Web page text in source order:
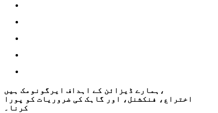
ہمارے ڈیزائن کے اہداف ایرگونومک ہیں،
اختراع، فنکشنل، اور گاہک کی ضروریات کو پورا
کرنا۔